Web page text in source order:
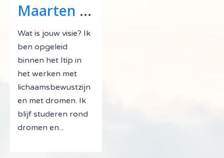
Maarten van Rootselaar
Wat is jouw visie? Ik
ben opgeleid
binnen het Itip in
het werken met
lichaamsbewustzijn
en met dromen. Ik
blijf studeren rond
dromen en...